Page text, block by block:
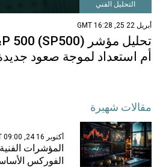
التحليل الفني
أبريل 22 25, 16:28 GMT
أم استعداد لموجة صعود
مقالات شهيرة
أكتوبر 16 24, 09:00 GMT
المؤشرات
الفوركس